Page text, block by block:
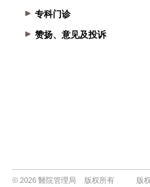
专科门诊
赞扬、意见及投诉
© 2026 醫院管理局 版权所有 版